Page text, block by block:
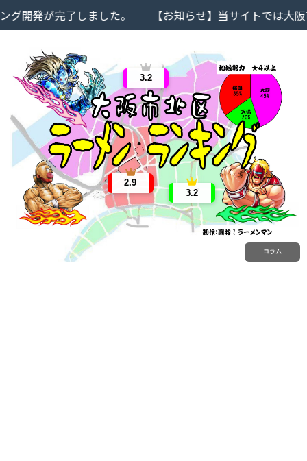
発が完了しました。 【お知らせ】当サイトでは大阪市
3.2
3.2
2.9
コラム